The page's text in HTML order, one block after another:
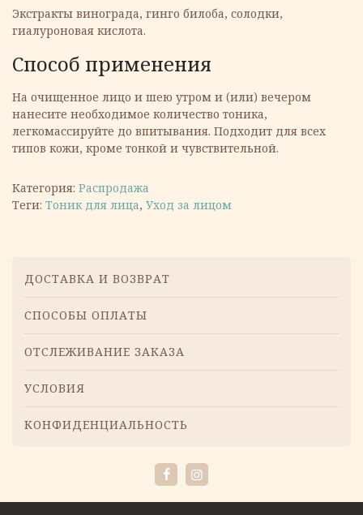
Экстракты винограда, гинго билоба, солодки,
гиалуроновая кислота.
Способ применения
На очищенное лицо и шею утром и (или) вечером
нанесите необходимое количество тоника,
легкомассируйте до впитывания. Подходит для всех
типов кожи, кроме тонкой и чувствительной.
Категория: Распродажа
Теги: Тоник для лица, Уход за лицом
Меню
ДОСТАВКА И ВОЗВРАТ
СПОСОБЫ ОПЛАТЫ
ОТСЛЕЖИВАНИЕ ЗАКАЗА
УСЛОВИЯ
КОНФИДЕНЦИАЛЬНОСТЬ
FacebookInstagram